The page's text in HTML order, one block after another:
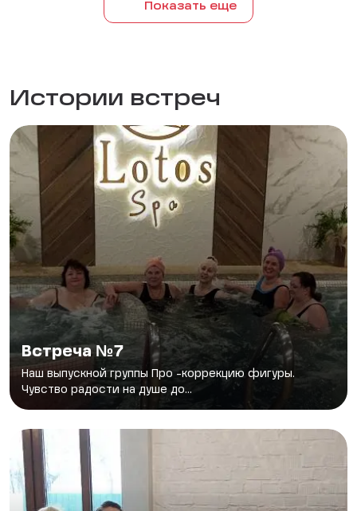
Показать еще
Истории встреч
Встреча №7
Наш выпускной группы Про -коррекцию фигуры.
Чувство радости на душе до...